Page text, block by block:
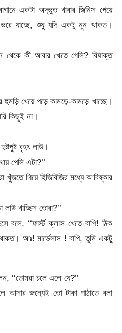
একটা অদ্ভুত খাবার জিনিস পেয়ে
যাচ্ছে, শুধু যদি একটু নুন থাকত।
থেকে কী আবার খেতে গেলি? বিষাক্ত
খেয়ে পড়ে কামড়ে-কামড়ে খাচ্ছে।
কিছুই না।
বৃহৎ লাউ।
পেলি এটা?’’
খুঁজতে গিয়ে হিজিবিজির মধ্যে আবিষ্কার
লাউ খাচ্ছিস তোরা?’’
‘‘ফার্স্ট ক্লাস খেতে বাপি! ঠিক
আঃ! মার্ভেলাস ! বাপি, তুমি একটু
‘‘তোমরা চলে এলে যে?’’
আসার জন্যেই তো টাকা পাঠাতে বলা